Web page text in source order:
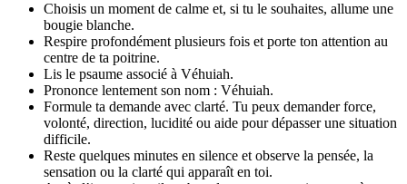
Choisis un moment de calme et, si tu le souhaites, allume une
bougie blanche.
Respire profondément plusieurs fois et porte ton attention au
centre de ta poitrine.
Lis le psaume associé à Véhuiah.
Prononce lentement son nom : Véhuiah.
Formule ta demande avec clarté. Tu peux demander force,
volonté, direction, lucidité ou aide pour dépasser une situation
difficile.
Reste quelques minutes en silence et observe la pensée, la
sensation ou la clarté qui apparaît en toi.